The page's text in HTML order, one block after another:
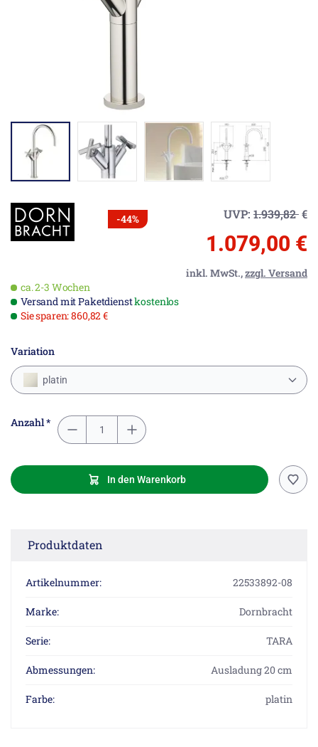
-44% UVP: 1.939,82€
1.079,00 €
inkl. MwSt.,zzgl. Versand
ca. 2-3 Wochen
Versand mit Paketdienstkostenlos
Sie sparen: 860,82 €
Variation
platin
Anzahl *
In den Warenkorb
Produktdaten
Artikelnummer: 22533892-08
Marke: Dornbracht
Serie: TARA
Abmessungen: Ausladung 20 cm
Farbe: platin